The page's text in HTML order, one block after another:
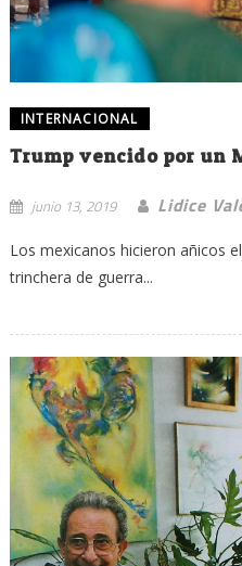
INTERNACIONAL
Trump vencido por un
junio 13, 2019 Lidice
Los mexicanos hicieron añicos
trinchera de guerra...